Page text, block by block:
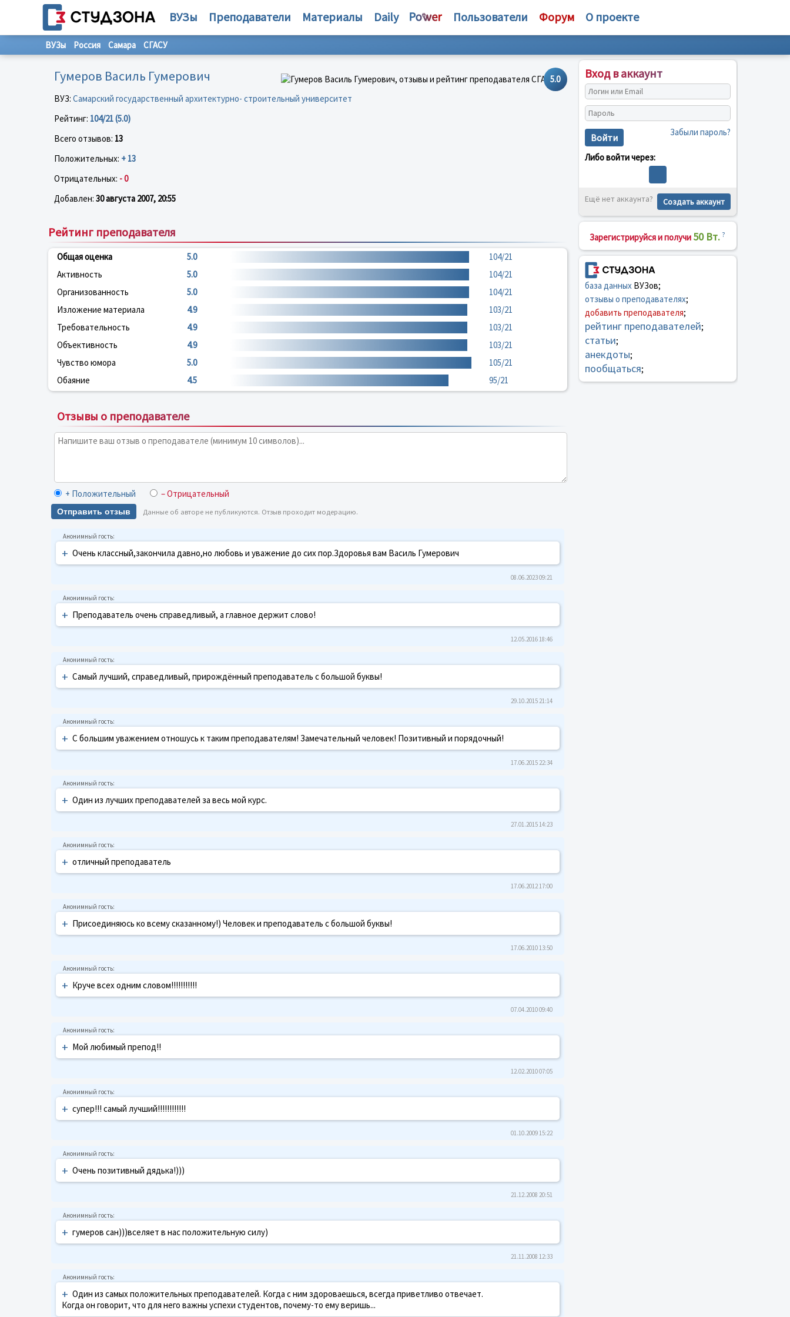
ВУЗы Преподаватели Материалы Daily Пользователи Форум О проекте
ВУЗы Россия Самара СГАСУ
5.0
Гумеров Василь Гумерович
ВУЗ: Самарский государственный архитектурно- строительный университет
Рейтинг: 104/21 (5.0)
Всего отзывов: 13
Положительных: + 13
Отрицательных: - 0
Добавлен: 30 августа 2007, 20:55
Рейтинг преподавателя
Общая оценка 5.0
104/21
Активность
5.0
104/21
Организованность
5.0
104/21
Изложение материала
4.9
103/21
Требовательность
4.9
103/21
Объективность
4.9
103/21
Чувство юмора
5.0
105/21
Обаяние
4.5 95/21
Отзывы о преподавателе
+ Положительный – Отрицательный
Отправить отзыв Данные об авторе не публикуются. Отзыв проходит модерацию.
+ Очень классный,закончила давно,но любовь и уважение до сих пор.Здоровья вам Василь Гумерович
08.06.2023 09:21
+ Преподаватель очень справедливый, а главное держит слово!
12.05.2016 18:46
+ Самый лучший, справедливый, прирождённый преподаватель с большой буквы!
29.10.2015 21:14
+ С большим уважением отношусь к таким преподавателям! Замечательный человек! Позитивный и порядочный!
17.06.2015 22:34
+ Один из лучших преподавателей за весь мой курс.
27.01.2015 14:23
+ отличный преподаватель
17.06.2012 17:00
+ Присоединяюсь ко всему сказанному!) Человек и преподаватель с большой буквы!
17.06.2010 13:50
+ Круче всех одним словом!!!!!!!!!!!
07.04.2010 09:40
+ Мой любимый препод!!
12.02.2010 07:05
+ супер!!! самый лучший!!!!!!!!!!!!
01.10.2009 15:22
+ Очень позитивный дядька!)))
21.12.2008 20:51
+ гумеров сан)))вселяет в нас положительную силу)
21.11.2008 12:33
+ Один из самых положительных преподавателей. Когда с ним здороваешься, всегда приветливо отвечает.
Когда он говорит, что для него важны успехи студентов, почему-то ему веришь...
Вход в аккаунт
Войти Забыли пароль?
Либо войти через:
Ещё нет аккаунта? Создать аккаунт
Зарегистрируйся и получи 50 Вт. ?
база данныхВУЗов;
отзывы о преподавателях;
добавить преподавателя;
рейтинг преподавателей;
статьи;
анекдоты;
пообщаться;